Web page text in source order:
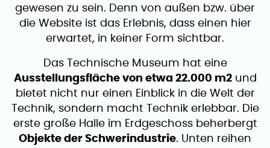
gewesen zu sein. Denn von außen bzw. über
die Website ist das Erlebnis, dass einen hier
erwartet, in keiner Form sichtbar.
Das Technische Museum hat eine
Ausstellungsfläche von etwa 22.000 m2und
bietet nicht nur einen Einblick in die Welt der
Technik, sondern macht Technik erlebbar. Die
erste große Halle im Erdgeschoss beherbergt
Objekte der Schwerindustrie. Unten reihen